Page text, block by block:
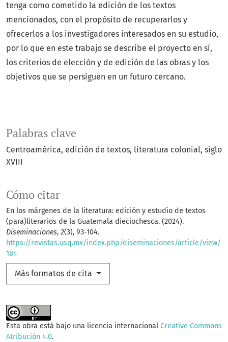
Palabras clave
Centroamérica edición de textos literatura colonial siglo
XVIII
Cómo citar
En los márgenes de la literatura: edición y estudio de textos
(para)literarios de la Guatemala dieciochesca. (2024).
Diseminaciones, 2(3), 93-104.
https://revistas.uaq.mx/index.php/diseminaciones/article/view/
184
Más formatos de cita
tenga como cometido la edición de los textos
mencionados, con el propósito de recuperarlos y
ofrecerlos a los investigadores interesados en su estudio,
por lo que en este trabajo se describe el proyecto en sí,
los criterios de elección y de edición de las obras y los
objetivos que se persiguen en un futuro cercano.
Esta obra está bajo una licencia internacional Creative Commons
Atribución 4.0.